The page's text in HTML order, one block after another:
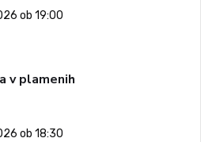
ob 19:00
v plamenih
ob 18:30